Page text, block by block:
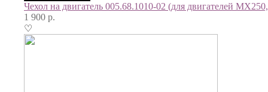
Чехол на двигатель 005.68.1010-02 (для двигателей
1 900 р.
♡